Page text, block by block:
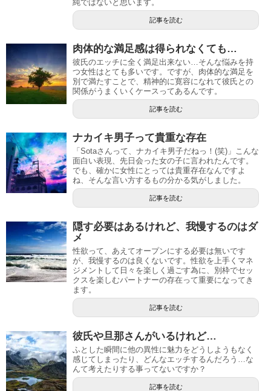
純ではないと思います。
記事を読む
肉体的な満足感は得られなくても…
彼氏のエッチに全く満足出来ない…そんな悩みを持
つ女性はとても多いです。ですが、肉体的な満足を
別で満たすことで、精神的に寛容になれて彼氏との
関係がうまくいくケースってあるんです。
記事を読む
ナカイキ男子って貴重な存在
「Sotaさんって、ナカイキ男子だねっ！(笑)」こんな
面白い表現、先日会った女の子に言われたんです。
でも、確かに女性にとっては貴重存在なんですよ
ね、そんな言い方するもの分かる気がしました。
記事を読む
隠す必要はあるけれど、我慢するのはダ
メ
性欲って、あえてオープンにする必要は無いです
が、我慢するのは良くないです。性欲を上手くマネ
ジメントして日々を楽しく過ごす為に、別枠でセッ
クスを楽しむパートナーの存在って重要になってき
ます。
記事を読む
彼氏や旦那さんがいるけれど…
ふとした瞬間に他の異性に魅力をどうしようもなく
感じてしまったり、どんなエッチするんだろう…な
んて考えたりする事ってないですか？
記事を読む